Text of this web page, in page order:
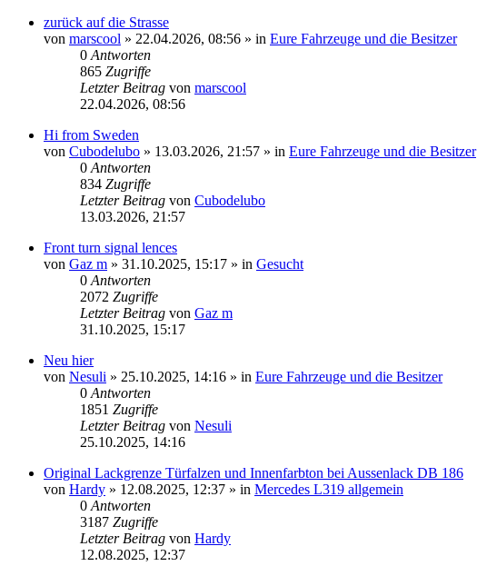
zurück auf die Strasse
von marscool » 22.04.2026, 08:56 » in Eure Fahrzeuge und die Besitzer
0 Antworten
865 Zugriffe
Letzter Beitrag von marscool
22.04.2026, 08:56
Hi from Sweden
von Cubodelubo » 13.03.2026, 21:57 » in Eure Fahrzeuge und die Besitzer
0 Antworten
834 Zugriffe
Letzter Beitrag von Cubodelubo
13.03.2026, 21:57
Front turn signal lences
von Gaz m » 31.10.2025, 15:17 » in Gesucht
0 Antworten
2072 Zugriffe
Letzter Beitrag von Gaz m
31.10.2025, 15:17
Neu hier
von Nesuli » 25.10.2025, 14:16 » in Eure Fahrzeuge und die Besitzer
0 Antworten
1851 Zugriffe
Letzter Beitrag von Nesuli
25.10.2025, 14:16
Original Lackgrenze Türfalzen und Innenfarbton bei Aussenlack DB 186
von Hardy » 12.08.2025, 12:37 » in Mercedes L319 allgemein
0 Antworten
3187 Zugriffe
Letzter Beitrag von Hardy
12.08.2025, 12:37